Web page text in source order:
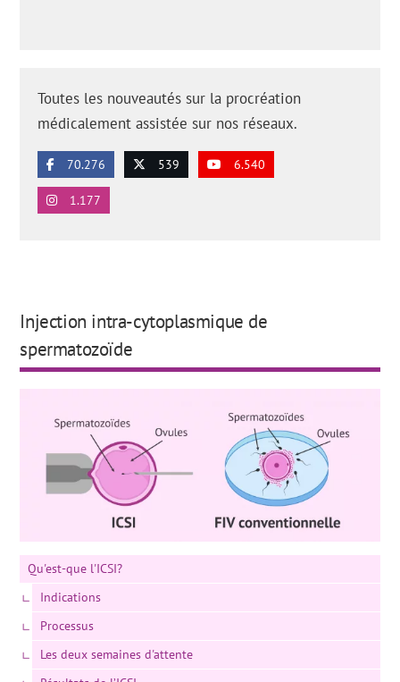
Toutes les nouveautés sur la procréation
médicalement assistée sur nos réseaux.
70.276 539 6.540
1.177
Injection intra-cytoplasmique de
spermatozoïde
Qu'est-que l'ICSI?
Indications
Processus
Les deux semaines d'attente